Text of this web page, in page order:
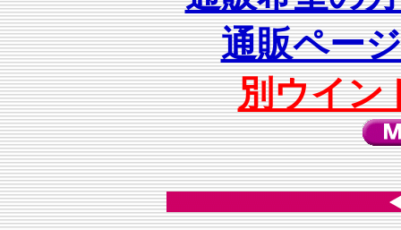
通販ペー
別ウイン